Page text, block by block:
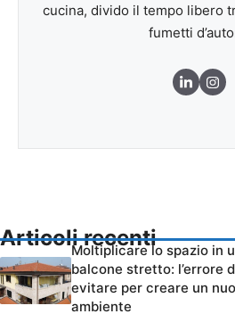
cucina, divido il tempo libero
fumetti
Articoli recenti
Moltiplicare lo spazio in
balcone stretto: l’errore
evitare per creare un
ambiente